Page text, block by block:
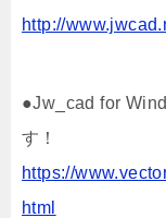
http://
●Jw_cad for
す！
https://
html